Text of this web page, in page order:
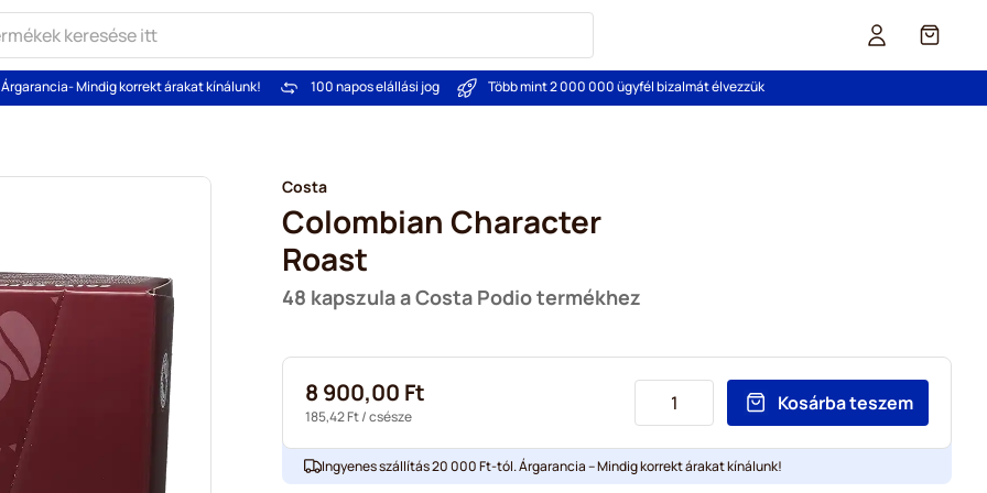
Cart
Árgarancia- Mindig korrekt árakat kínálunk! 100 napos elállási jog Több mint 2 000 000 ügyfél bizalmát élvezzük
Costa
Colombian Character
Roast
48 kapszula a Costa Podio termékhez
8 900,00 Ft
185,42 Ft/ csésze
Kosárba teszem
Ingyenes szállítás 20 000 Ft-tól. Árgarancia – Mindig korrekt árakat kínálunk!